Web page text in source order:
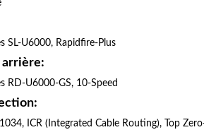
SL-U6000, Rapidfire-Plus
arrière:
RD-U6000-GS, 10-Speed
ICR (Integrated Cable Routing), Top